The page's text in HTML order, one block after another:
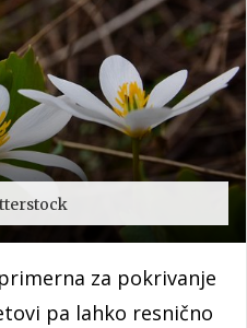
za pokrivanje
pa lahko resnično